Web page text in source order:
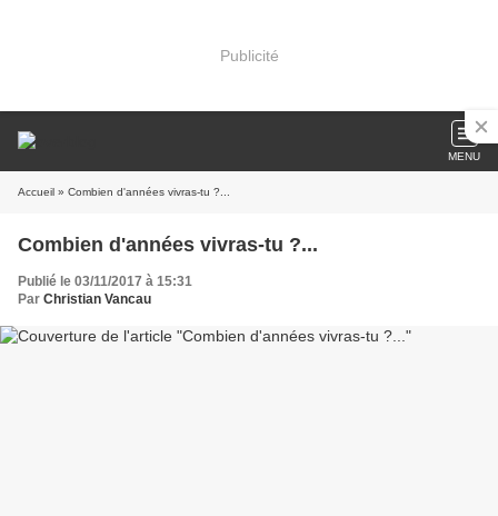
Publicité
MENU
Accueil » Combien d'années vivras-tu ?...
Combien d'années vivras-tu ?...
Publié le 03/11/2017 à 15:31
Par Christian Vancau